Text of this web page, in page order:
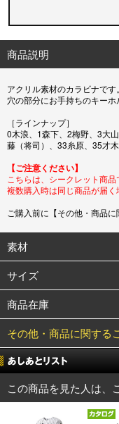
商品説明
アクリル素材のカラビナです。
穴の部分にお手持ちのキー
［ラインナップ］
0木浪、1森下、2梅野、3大
藤（将司）、33糸原、35才
【ご注意ください】
こちらは、シークレット商
複数購入時は同じ商品が届く
ご購入前に【その他・商品に
素材
サイズ
商品在庫
その他・商品に関する
この商品を見た人は、